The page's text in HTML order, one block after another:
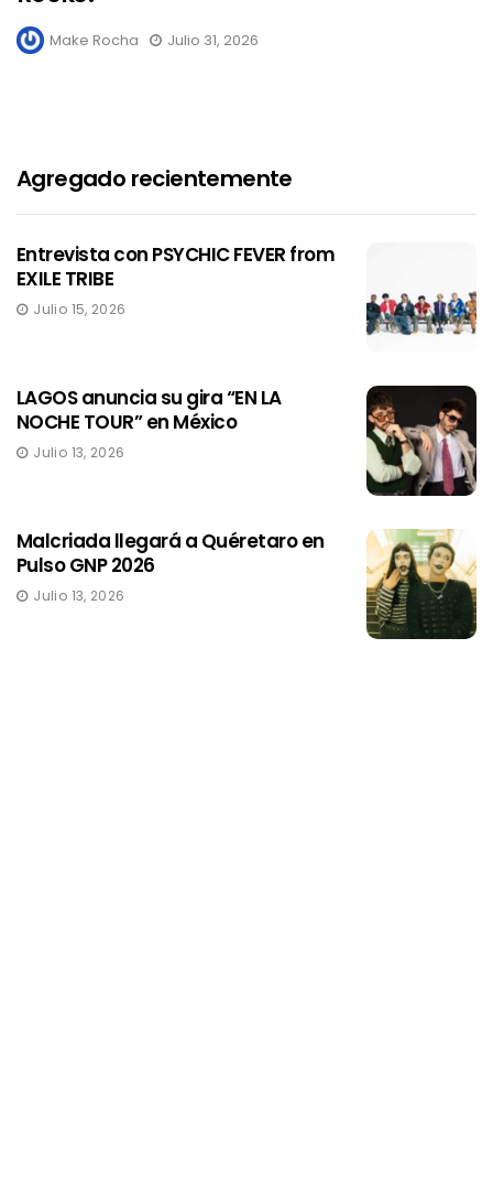
Make Rocha Julio 31, 2026
Agregado recientemente
Entrevista con PSYCHIC FEVER from
EXILE TRIBE
Julio 15, 2026
LAGOS anuncia su gira “EN LA
NOCHE TOUR” en México
Julio 13, 2026
Malcriada llegará a Quéretaro en
Pulso GNP 2026
Julio 13, 2026